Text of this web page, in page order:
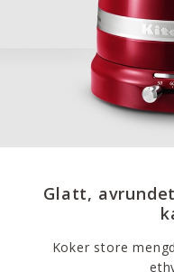
Glatt,
Koker store